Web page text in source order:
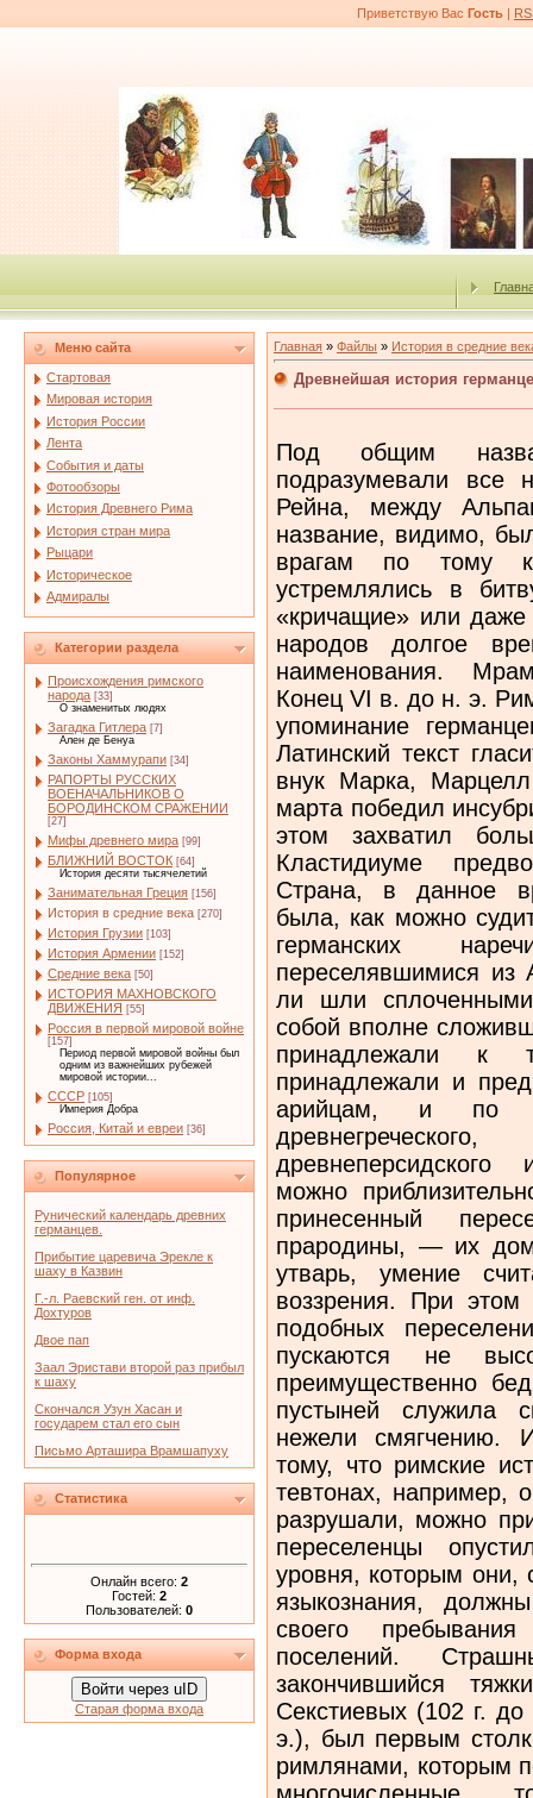
Приветствую Вас Гость |
Меню сайта
Стартовая
Мировая история
История России
Лента
События и даты
Фотообзоры
История Древнего Рима
История стран мира
Рыцари
Историческое
Адмиралы
Категории раздела
Происхождения римского
народа [33]
О знаменитых людях
Загадка Гитлера [7]
Ален де Бенуа
Законы Хаммурапи [34]
РАПОРТЫ РУССКИХ
ВОЕНАЧАЛЬНИКОВ О
БОРОДИНСКОМ СРАЖЕНИИ
[27]
Мифы древнего мира [99]
БЛИЖНИЙ ВОСТОК [64]
История десяти тысячелетий
Занимательная Греция [156]
История в средние века [270]
История Грузии [103]
История Армении [152]
Средние века [50]
ИСТОРИЯ МАХНОВСКОГО
ДВИЖЕНИЯ [55]
Россия в первой мировой войне
[157]
Период первой мировой войны был
одним из важнейших рубежей
мировой истории...
СССР [105]
Империя Добра
Россия, Китай и евреи [36]
Популярное
Рунический календарь древних
германцев.
Прибытие царевича Эрекле к
шаху в Казвин
Г.-л. Раевский ген. от инф.
Дохтуров
Двое пап
Заал Эристави второй раз прибыл
к шаху
Скончался Узун Хасан и
государем стал его сын
Письмо Арташира Врамшапуху
Статистика
Онлайн всего: 2
Гостей: 2
Пользователей: 0
Форма входа
Войти через uID
Старая форма входа
Главная » Файлы » История в средние
Древнейшая история
Под общим
подразумевали все
Рейна, между
название, видимо,
врагам по тому
устремлялись в
«кричащие» или
народов долгое
наименования.
Конец VI в. до н. э.
упоминание
Латинский текст
внук Марка,
марта победил
этом захватил
Кластидиуме
Страна, в данное
была, как можно
германских
переселявшимися из
ли шли
собой вполне
принадлежали к
принадлежали и
арийцам, и по
можно
принесенный
прародины, — их
утварь, умение
воззрения. При
подобных
пускаются не
преимущественно
пустыней служила
нежели смягчению.
тому, что римские
тевтонах, например,
разрушали, можно
переселенцы
уровня, которым они,
языкознания,
своего
поселений.
закончившийся
Секстиевых (102 г.
э.), был первым
римлянами, которым